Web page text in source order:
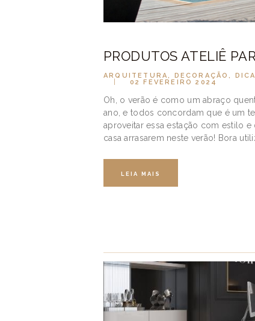
PRODUTOS ATELIÊ
ARQUITETURA, DECORAÇÃO,
02 FEVEREIRO 2024
Oh, o verão é como um abraço
ano, e todos concordam que é um
aproveitar essa estação com estilo
casa arrasarem neste verão! Bora
LEIA MAIS